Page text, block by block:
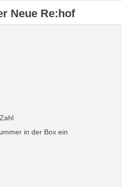
Neue Re:hof
in der Box ein